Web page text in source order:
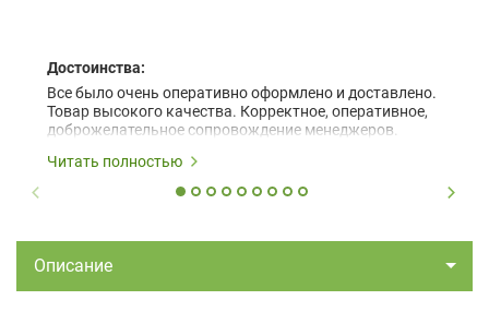
Достоинства:
Все было очень оперативно оформлено и доставлено.
Товар высокого качества. Корректное, оперативное,
доброжелательное сопровождение менеджеров.
Читать полностью
Описание